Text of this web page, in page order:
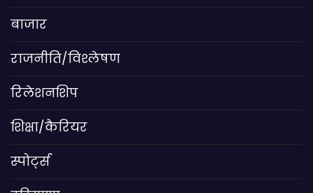
बाजार
राजनीति/विश्लेषण
रिलेशनशिप
शिक्षा/कैरियर
स्पोर्ट्स